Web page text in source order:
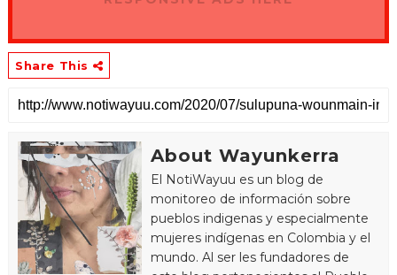
Share This
About Wayunkerra
El NotiWayuu es un blog de
monitoreo de información sobre
pueblos indigenas y especialmente
mujeres indígenas en Colombia y el
mundo. Al ser les fundadores de